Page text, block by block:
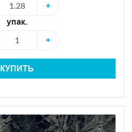
+
упак.
+
КУПИТЬ